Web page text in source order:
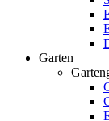
Garten